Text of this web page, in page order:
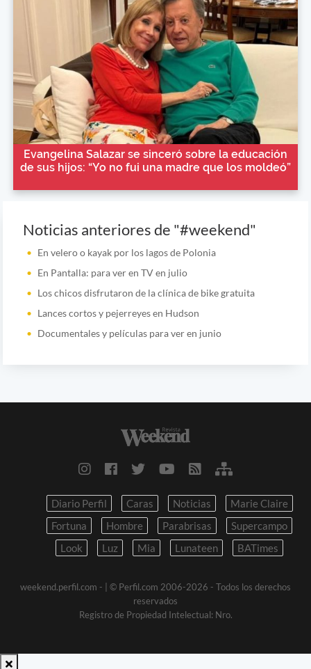
Evangelina Salazar se sinceró sobre la educación
de sus hijos: “Yo no fui una madre que los moldeó”
Noticias anteriores de "#weekend"
En velero o kayak por los lagos de Polonia
En Pantalla: para ver en TV en julio
Los chicos disfrutaron de la clínica de bike gratuita
Lances cortos y pejerreyes en Hudson
Documentales y películas para ver en junio
Diario Perfil Caras Noticias
Marie Claire
Fortuna
Hombre Parabrisas
Supercampo
Look
Luz Mia Lunateen BATimes
weekend.perfil.com -
| © Perfil.com 2006-2026 - Todos los derechos
reservados
Registro de Propiedad Intelectual: Nro.